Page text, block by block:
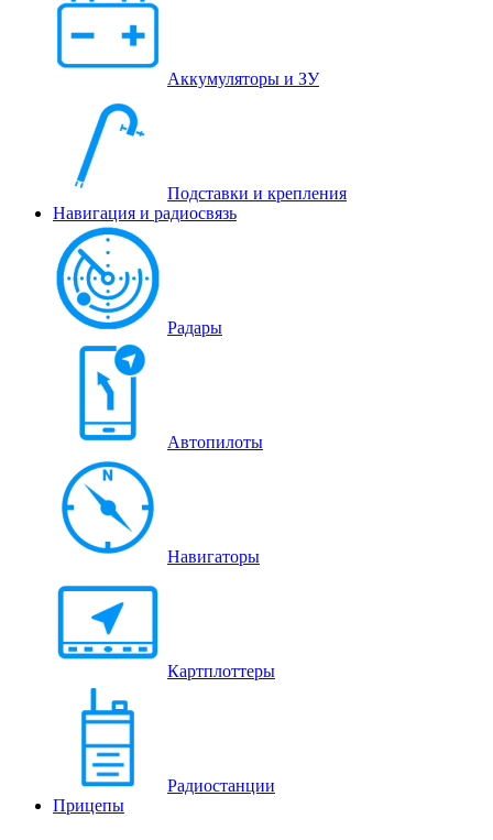
Аккумуляторы и ЗУ
Подставки и крепления
Навигация и радиосвязь
Радары
Автопилоты
Навигаторы
Картплоттеры
Радиостанции
Прицепы